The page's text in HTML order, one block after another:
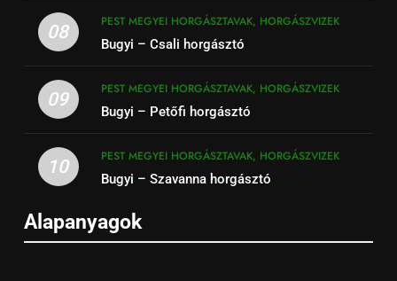
08
PEST MEGYEI HORGÁSZTAVAK, HORGÁSZVIZEK
Bugyi – Csali horgásztó
09
PEST MEGYEI HORGÁSZTAVAK, HORGÁSZVIZEK
Bugyi – Petőfi horgásztó
10
PEST MEGYEI HORGÁSZTAVAK, HORGÁSZVIZEK
Bugyi – Szavanna horgásztó
Alapanyagok